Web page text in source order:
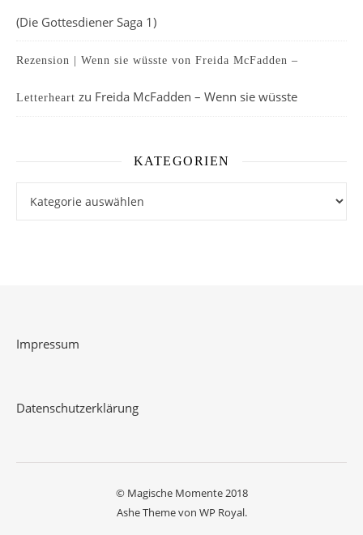
(Die Gottesdiener Saga 1)
Rezension | Wenn sie wüsste von Freida McFadden –
Letterheart zu Freida McFadden – Wenn sie wüsste
KATEGORIEN
Impressum
Datenschutzerklärung
© Magische Momente 2018
Ashe Theme von WP Royal.